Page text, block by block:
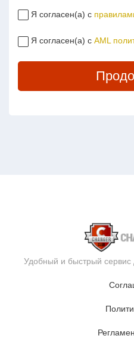
Я согласен(а) с
Я согласен(а) сAML
Удобный и быстрый сервис